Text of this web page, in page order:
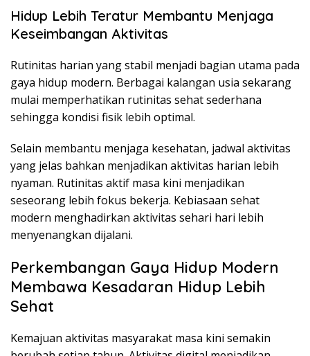
Hidup Lebih Teratur Membantu Menjaga
Keseimbangan Aktivitas
Rutinitas harian yang stabil menjadi bagian utama pada
gaya hidup modern. Berbagai kalangan usia sekarang
mulai memperhatikan rutinitas sehat sederhana
sehingga kondisi fisik lebih optimal.
Selain membantu menjaga kesehatan, jadwal aktivitas
yang jelas bahkan menjadikan aktivitas harian lebih
nyaman. Rutinitas aktif masa kini menjadikan
seseorang lebih fokus bekerja. Kebiasaan sehat
modern menghadirkan aktivitas sehari hari lebih
menyenangkan dijalani.
Perkembangan Gaya Hidup Modern
Membawa Kesadaran Hidup Lebih
Sehat
Kemajuan aktivitas masyarakat masa kini semakin